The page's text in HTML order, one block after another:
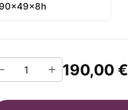
90x49x8h
190,00 €